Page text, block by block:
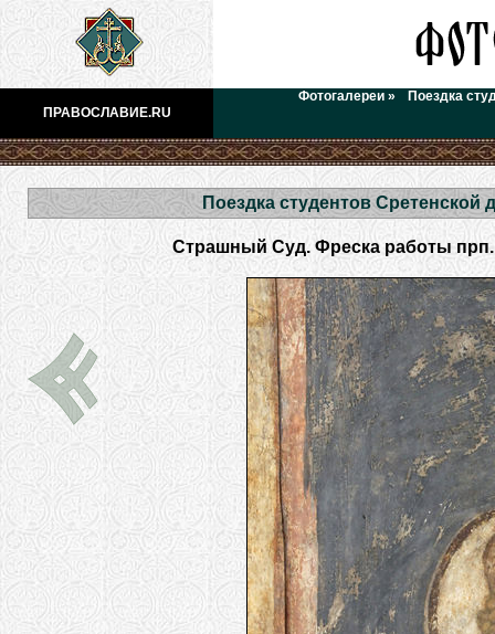
ПРАВОСЛАВИЕ.RU
Фотогалереи » Поездка
Поездка студентов
Страшный Суд. Фреска работы